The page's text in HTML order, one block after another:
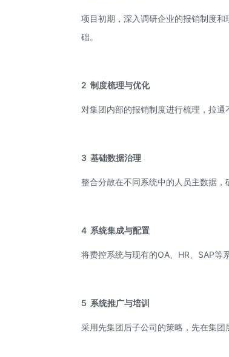
项目初期，深入调研企业的报销制度
础。
2制度梳理与优化
对集团内部的报销制度进行梳理，拉
3基础数据治理
整合分散在不同系统中的人员主数据，
4 系统集成与配置
将费控系统与现有的OA、HR、SAP等
5 系统推广与培训
采用先集团后子公司的策略，先在集团